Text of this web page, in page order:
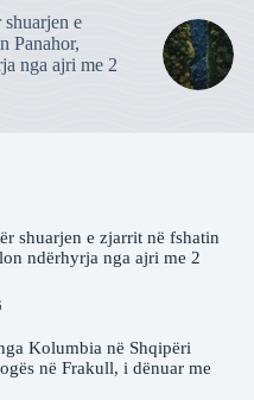
e
Panahor,
nga ajri me 2
shuarjen e zjarrit në fshatin
ndërhyrja nga ajri me 2
Kolumbia në Shqipëri
në Frakull, i dënuar me